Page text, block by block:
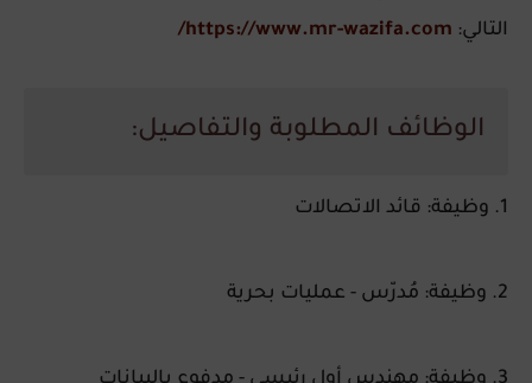
التالي: https://www.mr-wazifa.com/
الوظائف المطلوبة والتفاصيل:
1. وظيفة: قائد الاتصالات
2. وظيفة: مُدرّس - عمليات بحرية